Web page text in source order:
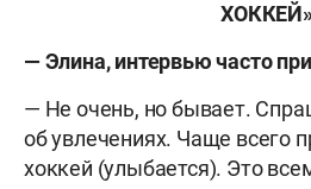
— Элина, интервью часто
— Не очень, но бывает.
об увлечениях. Чаще всего
хоккей (улыбается). Это